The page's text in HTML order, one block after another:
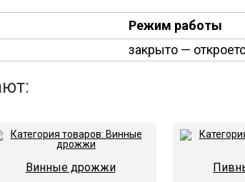
Режим работы
закрыто —
Винные дрожжи